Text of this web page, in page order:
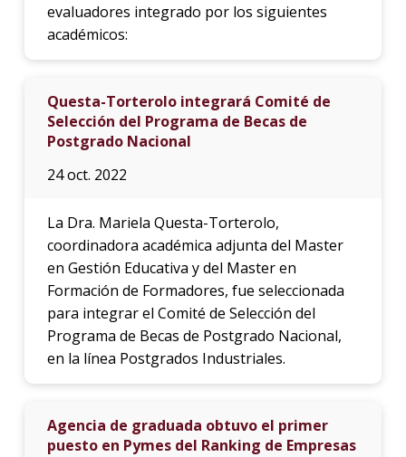
evaluadores integrado por los siguientes
académicos:
Questa-Torterolo integrará Comité de
Selección del Programa de Becas de
Postgrado Nacional
24 oct. 2022
La Dra. Mariela Questa-Torterolo,
coordinadora académica adjunta del Master
en Gestión Educativa y del Master en
Formación de Formadores, fue seleccionada
para integrar el Comité de Selección del
Programa de Becas de Postgrado Nacional,
en la línea Postgrados Industriales.
Agencia de graduada obtuvo el primer
puesto en Pymes del Ranking de Empresas